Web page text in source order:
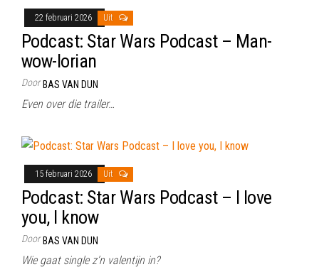
22 februari 2026 Uit
Podcast: Star Wars Podcast – Man-
wow-lorian
Door BAS VAN DUN
Even over die trailer…
15 februari 2026 Uit
Podcast: Star Wars Podcast – I love
you, I know
Door BAS VAN DUN
Wie gaat single z’n valentijn in?